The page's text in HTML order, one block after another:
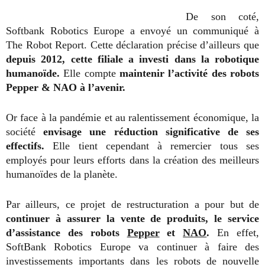
De son coté,
Softbank Robotics Europe a envoyé un communiqué à
The Robot Report. Cette déclaration précise d’ailleurs que
depuis 2012, cette filiale a investi dans la robotique
humanoïde. Elle compte maintenir l’activité des robots
Pepper & NAO à l’avenir.
Or face à la pandémie et au ralentissement économique, la
sociétéenvisage une réduction significative de ses
effectifs. Elle tient cependant à remercier tous ses
employés pour leurs efforts dans la création des meilleurs
humanoïdes de la planète.
Par ailleurs, ce projet de restructuration a pour but de
continuer à assurer la vente de produits, le service
d’assistance des robots PepperetNAO.En effet,
SoftBank Robotics Europe va continuer à faire des
investissements importants dans les robots de nouvelle